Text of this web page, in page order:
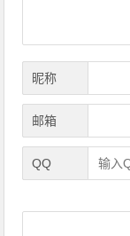
昵称
邮箱
QQ